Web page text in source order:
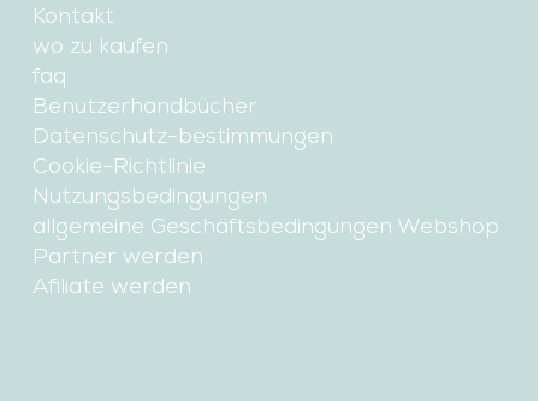
Kontakt
wo zu kaufen
faq
Benutzerhandbücher
Datenschutz-bestimmungen
Cookie-Richtlinie
Nutzungsbedingungen
allgemeine Geschäftsbedingungen Webshop
Partner werden
Afiliate werden